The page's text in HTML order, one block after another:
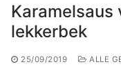
Karamelsaus
lekkerbek
25/09/2019 ALLE